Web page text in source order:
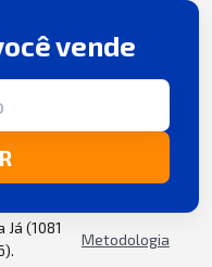
vende
(1081
Metodologia